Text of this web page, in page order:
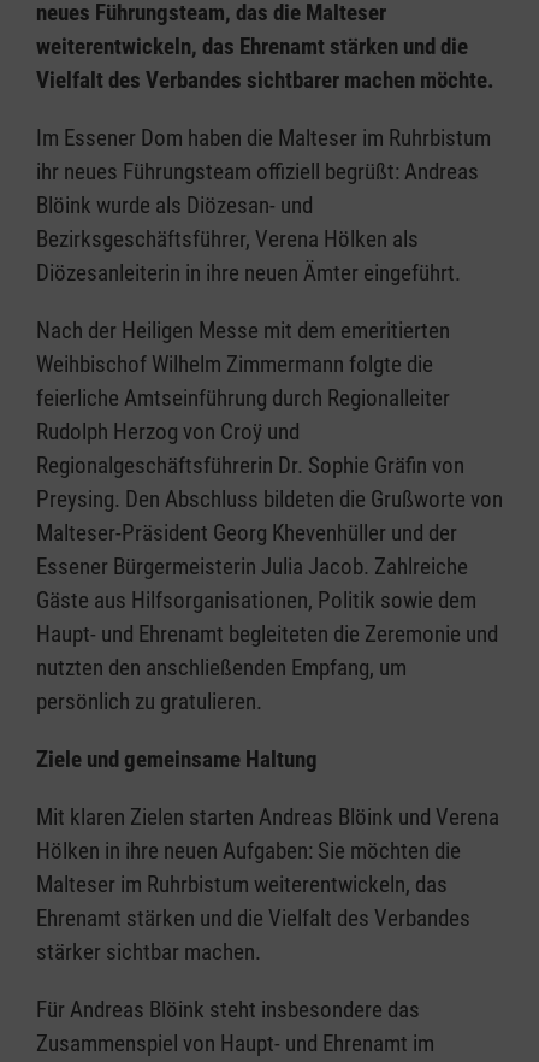
neues Führungsteam, das die Malteser
weiterentwickeln, das Ehrenamt stärken und die
Vielfalt des Verbandes sichtbarer machen möchte.
Im Essener Dom haben die Malteser im Ruhrbistum
ihr neues Führungsteam offiziell begrüßt: Andreas
Blöink wurde als Diözesan- und
Bezirksgeschäftsführer, Verena Hölken als
Diözesanleiterin in ihre neuen Ämter eingeführt.
Nach der Heiligen Messe mit dem emeritierten
Weihbischof Wilhelm Zimmermann folgte die
feierliche Amtseinführung durch Regionalleiter
Rudolph Herzog von Croÿ und
Regionalgeschäftsführerin Dr. Sophie Gräfin von
Preysing. Den Abschluss bildeten die Grußworte von
Malteser-Präsident Georg Khevenhüller und der
Essener Bürgermeisterin Julia Jacob. Zahlreiche
Gäste aus Hilfsorganisationen, Politik sowie dem
Haupt- und Ehrenamt begleiteten die Zeremonie und
nutzten den anschließenden Empfang, um
persönlich zu gratulieren.
Ziele und gemeinsame Haltung
Mit klaren Zielen starten Andreas Blöink und Verena
Hölken in ihre neuen Aufgaben: Sie möchten die
Malteser im Ruhrbistum weiterentwickeln, das
Ehrenamt stärken und die Vielfalt des Verbandes
stärker sichtbar machen.
Für Andreas Blöink steht insbesondere das
Zusammenspiel von Haupt- und Ehrenamt im